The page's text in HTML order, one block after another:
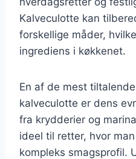
Kalveculotte kan
forskellige måder,
ingrediens i køkkenet.
En af de mest
kalveculotte er dens
fra krydderier og
ideel til retter, hvor
kompleks smagsprofil.